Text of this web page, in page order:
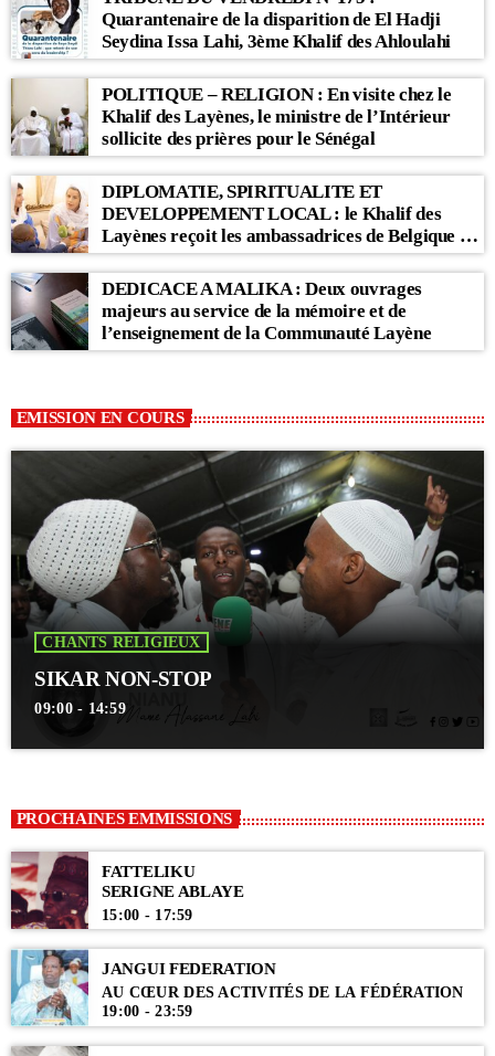
Kër, Li Bon Matul Kër »
Quarantenaire de la disparition de El Hadji
Seydina Issa Lahi, 3ème Khalif des Ahloulahi
POLITIQUE – RELIGION : En visite chez le
Khalif des Layènes, le ministre de l’Intérieur
sollicite des prières pour le Sénégal
DIPLOMATIE, SPIRITUALITE ET
DEVELOPPEMENT LOCAL : le Khalif des
Layènes reçoit les ambassadrices de Belgique et
des Pays-Bas
DEDICACE A MALIKA : Deux ouvrages
majeurs au service de la mémoire et de
l’enseignement de la Communauté Layène
EMISSION EN COURS
CHANTS RELIGIEUX
SIKAR NON-STOP
09:00 - 14:59
PROCHAINES EMMISSIONS
FATTELIKU
SERIGNE ABLAYE
15:00 - 17:59
JANGUI FEDERATION
AU CŒUR DES ACTIVITÉS DE LA FÉDÉRATION
19:00 - 23:59